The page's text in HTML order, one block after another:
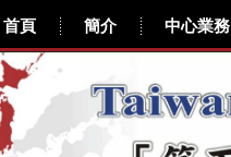
首頁 簡介 中心業務